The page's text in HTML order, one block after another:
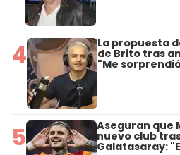
4 La propuesta
de Brito tras
"Me
5 Aseguran que
nuevo club
Galatasaray: